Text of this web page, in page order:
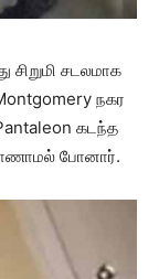
சடலமாக
நகர
கடந்த
போனார்.